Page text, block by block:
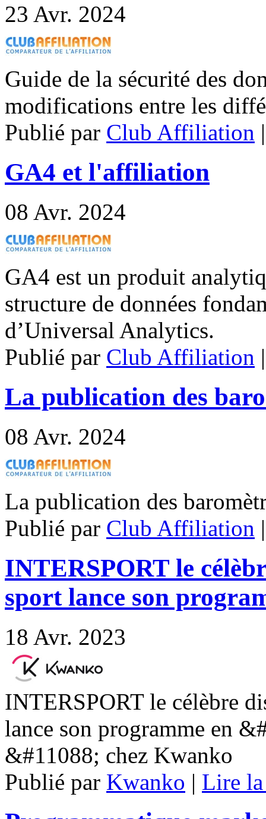
23 Avr. 2024
Guide de la sécurité des
modifications entre les
Publié par Club Affiliation
GA4 et l'affiliation
08 Avr. 2024
GA4 est un produit
structure de données
d’Universal Analytics.
Publié par Club Affiliation
La publication des
08 Avr. 2024
La publication des
Publié par Club Affiliation
INTERSPORT le
sport lance son
18 Avr. 2023
INTERSPORT le célèbre
lance son programme en
&#11088; chez Kwanko
Publié par Kwanko | Lire